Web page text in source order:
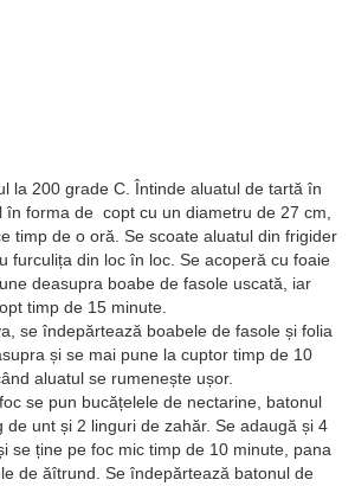
la 200 grade C. Întinde aluatul de tartă în
în forma de copt cu un diametru de 27 cm,
timp de o oră. Se scoate aluatul din frigider
furculița din loc în loc. Se acoperă cu foaie
deasupra boabe de fasole uscată, iar
timp de 15 minute.
se îndepărtează boabele de fasole și folia
și se mai pune la cuptor timp de 10
aluatul se rumenește ușor.
se pun bucățelele de nectarine, batonul
de unt și 2 linguri de zahăr. Se adaugă și 4
se ține pe foc mic timp de 10 minute, pana
de ăîtrund. Se îndepărtează batonul de